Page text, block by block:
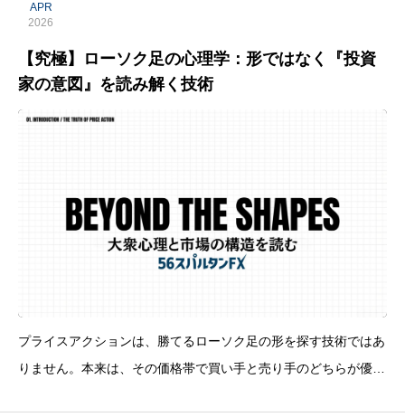
APR
2026
【究極】ローソク足の心理学：形ではなく『投資
家の意図』を読み解く技術
プライスアクションは、勝てるローソク足の形を探す技術ではあ
りません。本来は、その価格帯で買い手と売り手のどちらが優勢